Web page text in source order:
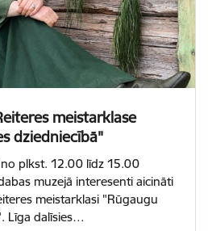
meistarklase
dziedniecībā"
plkst. 12.00 līdz 15.00
muzejā interesenti aicināti
meistarklasi "Rūgaugu
Līga dalīsies…